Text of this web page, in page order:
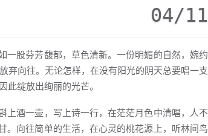
04/11
股芬芳馥郁，草色清新。一份明媚的自然，婉约
弃向往。无论怎样，在没有阳光的阴天总要唱一支
绽放出绚丽的光芒。
上酒一壶，写上诗一行，在茫茫月色中清唱，人不
。向往简单的生活，在心灵的桃花源上，听林间鸟